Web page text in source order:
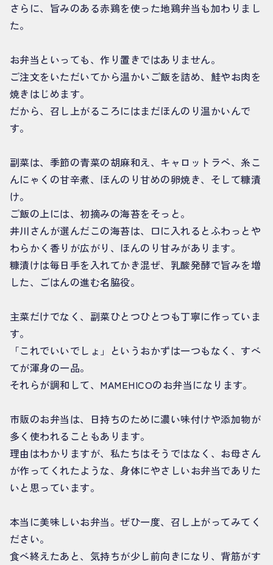
さらに、旨みのある赤鶏を使った地鶏弁当も加わりまし
た。
お弁当といっても、作り置きではありません。
ご注文をいただいてから温かいご飯を詰め、鮭やお肉を
焼きはじめます。
だから、召し上がるころにはまだほんのり温かいんで
す。
副菜は、季節の青菜の胡麻和え、キャロットラペ、糸こ
んにゃくの甘辛煮、ほんのり甘めの卵焼き、そして糠漬
け。
ご飯の上には、初摘みの海苔をそっと。
井川さんが選んだこの海苔は、口に入れるとふわっとや
わらかく香りが広がり、ほんのり甘みがあります。
糠漬けは毎日手を入れてかき混ぜ、乳酸発酵で旨みを増
した、ごはんの進む名脇役。
主菜だけでなく、副菜ひとつひとつも丁寧に作っていま
す。
「これでいいでしょ」というおかずは一つもなく、すべ
てが渾身の一品。
それらが調和して、MAMEHICOのお弁当になります。
市販のお弁当は、日持ちのために濃い味付けや添加物が
多く使われることもあります。
理由はわかりますが、私たちはそうではなく、お母さん
が作ってくれたような、身体にやさしいお弁当でありた
いと思っています。
本当に美味しいお弁当。ぜひ一度、召し上がってみてく
ださい。
食べ終えたあと、気持ちが少し前向きになり、背筋がす